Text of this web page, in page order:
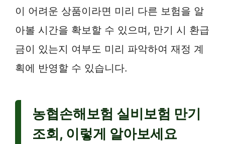
이 어려운 상품이라면 미리 다른 보험을 알
아볼 시간을 확보할 수 있으며, 만기 시 환급
금이 있는지 여부도 미리 파악하여 재정 계
획에 반영할 수 있습니다.
농협손해보험 실비보험 만기
조회, 이렇게 알아보세요